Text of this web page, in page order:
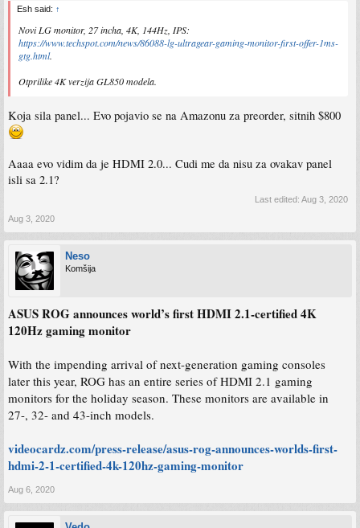
Esh said: ↑
Novi LG monitor, 27 incha, 4K, 144Hz, IPS:
https://www.techspot.com/news/86088-lg-ultragear-gaming-monitor-first-offer-1ms-
gtg.html.
Otprilike 4K verzija GL850 modela.
Koja sila panel... Evo pojavio se na Amazonu za preorder, sitnih $800
Aaaa evo vidim da je HDMI 2.0... Cudi me da nisu za ovakav panel
isli sa 2.1?
Last edited: Aug 3, 2020
Aug 3, 2020
Neso
Komšija
ASUS ROG announces world’s first HDMI 2.1-certified 4K
120Hz gaming monitor
With the impending arrival of next-generation gaming consoles
later this year, ROG has an entire series of HDMI 2.1 gaming
monitors for the holiday season. These monitors are available in
27-, 32- and 43-inch models.
videocardz.com/press-release/asus-rog-announces-worlds-first-
hdmi-2-1-certified-4k-120hz-gaming-monitor
Aug 6, 2020